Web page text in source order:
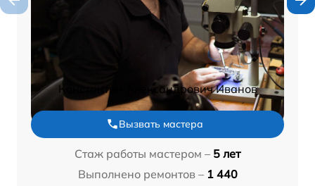
Константин Александрович Иванов
Вызвать мастера
Стаж работы мастером – 5 лет
Выполнено ремонтов – 1 440